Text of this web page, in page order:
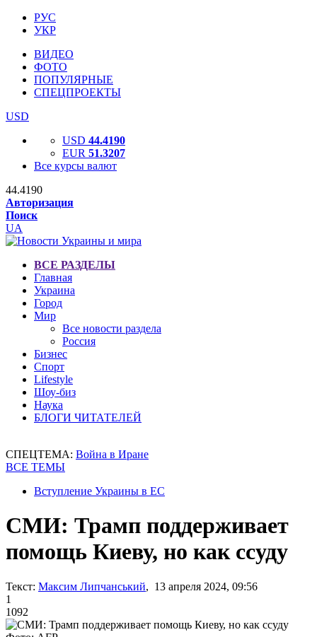
РУС
УКР
ВИДЕО
ФОТО
ПОПУЛЯРНЫЕ
СПЕЦПРОЕКТЫ
USD
USD 44.4190
EUR 51.3207
Все курсы валют
44.4190
Авторизация
Поиск
UA
ВСЕ РАЗДЕЛЫ
Главная
Украина
Город
Мир
Все новости раздела
Россия
Бизнес
Спорт
Lifestyle
Шоу-биз
Наука
БЛОГИ ЧИТАТЕЛЕЙ
СПЕЦТЕМА: Война в Иране
ВСЕ ТЕМЫ
Вступление Украины в ЕС
СМИ: Трамп поддерживает
помощь Киеву, но как ссуду
Текст: Максим Липчанський, 13 апреля 2024, 09:56
1
1092